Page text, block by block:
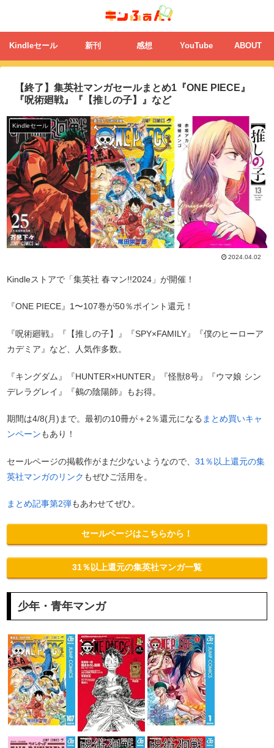
Kindleセール 新刊 感想 YouTube ABOUT
【終了】集英社マンガセールまとめ1『ONE PIECE』
『呪術廻戦』『【推しの子】』など
Kindleセール
2024.04.02
Kindleストアで「集英社 春マン!!2024」が開催！
『ONE PIECE』1〜107巻が50％ポイント還元！
『呪術廻戦』『【推しの子】』『SPY×FAMILY』『僕のヒーローア
カデミア』など、人気作多数。
『キングダム』『HUNTER×HUNTER』『怪獣8号』『ウマ娘 シン
デレラグレイ』『鵺の陰陽師』もお得。
期間は4/8(月)まで。最初の10冊が＋2％還元になる まとめ買いキャ
ンペーンもあり！
セールページの掲載作がまだ少ないようなので、 31％以上還元の集
英社マンガのリンク もぜひご活用を。
まとめ記事第2弾もあわせてぜひ。
セールページはこちらから！
31％以上還元の集英社マンガ一覧
少年・青年マンガ